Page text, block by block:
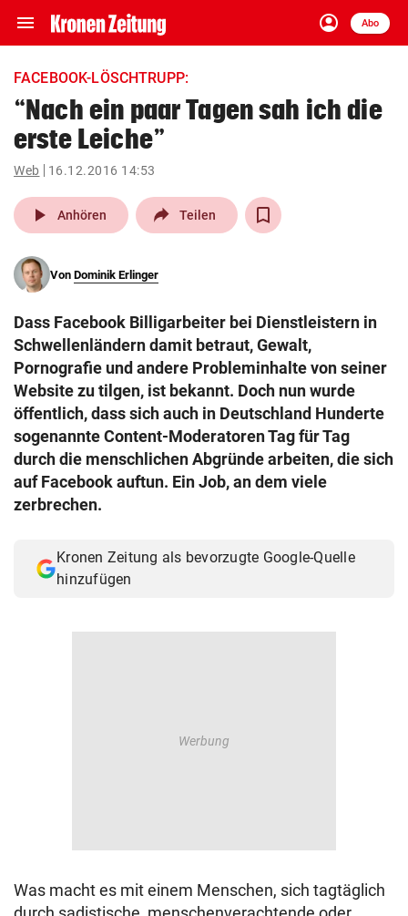
menu Navigation
ein-/ausklappen
account_circle
Anmelden
Abo
close Schließen
account_circle Anmelden
pin_drop
Wien arrow_right
search
eingeben
© Krone Multimedia GmbH & Co KG 2026
Muthgasse 2, 1190 Wien
FACEBOOK-LÖSCHTRUPP:
“Nach ein paar Tagen sah ich die
erste Leiche”
Web 16.12.2016 14:53
play_arrow Anhören Teilen
Von Dominik Erlinger
Dass Facebook Billigarbeiter bei Dienstleistern in
Schwellenländern damit betraut, Gewalt,
Pornografie und andere Probleminhalte von seiner
Website zu tilgen, ist bekannt. Doch nun wurde
öffentlich, dass sich auch in Deutschland Hunderte
sogenannte Content-Moderatoren Tag für Tag
durch die menschlichen Abgründe arbeiten, die sich
auf Facebook auftun. Ein Job, an dem viele
zerbrechen.
Kronen Zeitung als bevorzugte Google-Quelle
hinzufügen
Was macht es mit einem Menschen, sich tagtäglich